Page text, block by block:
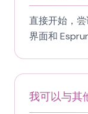
直接开始，
界面和
我可以与其